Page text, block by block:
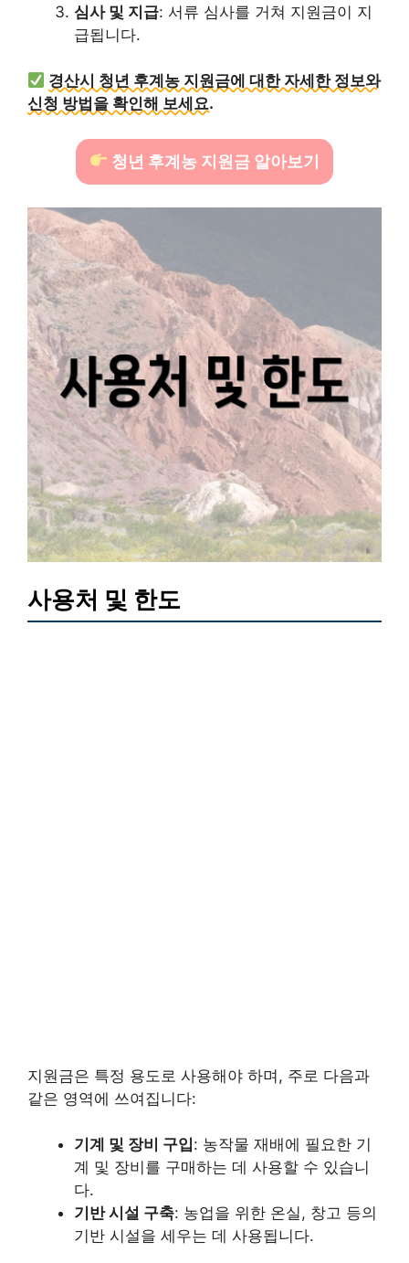
심사 및 지급: 서류 심사를 거쳐 지원금이 지
급됩니다.
경산시 청년 후계농 지원금에 대한 자세한 정보와
신청 방법을 확인해 보세요.
청년 후계농 지원금 알아보기
사용처 및 한도
지원금은 특정 용도로 사용해야 하며, 주로 다음과
같은 영역에 쓰여집니다:
기계 및 장비 구입: 농작물 재배에 필요한 기
계 및 장비를 구매하는 데 사용할 수 있습니
다.
기반 시설 구축: 농업을 위한 온실, 창고 등의
기반 시설을 세우는 데 사용됩니다.